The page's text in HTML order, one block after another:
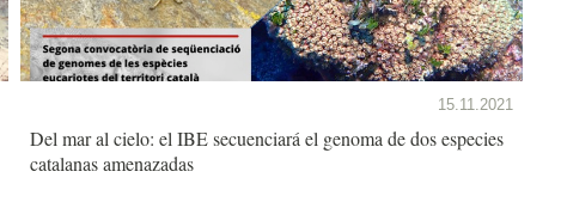
15.11.2021
Del mar al cielo: el IBE secuenciará el genoma de dos especies
catalanas amenazadas